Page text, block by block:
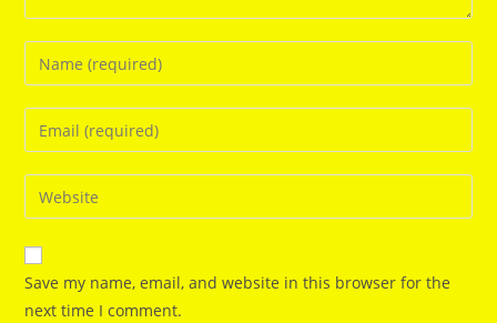
Enter
your
name
comment
Enter
your
email
address
comment
Enter
your
website
URL
(optional)
Save my name, email, and website in this browser for the
next time I comment.